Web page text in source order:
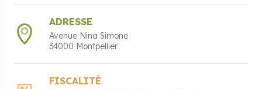
ADRESSE
Avenue Nina Simone
34000 Montpellier
FISCALITÉ